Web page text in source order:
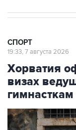
Хорватия
визах